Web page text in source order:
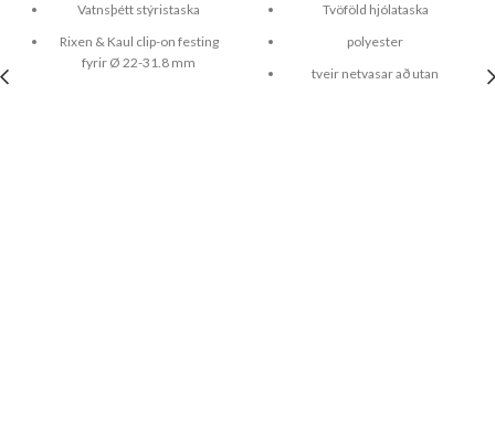
Vatnsþétt stýristaska
Rixen & Kaul clip-on festing
fyrir Ø 22-31.8 mm
Tvöföld hjólataska
polyester
tveir netvasar að utan